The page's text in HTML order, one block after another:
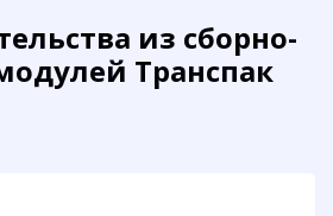
из сборно-
Транспак